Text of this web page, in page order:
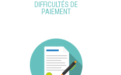
DIFFICULTÉS DE
PAIEMENT